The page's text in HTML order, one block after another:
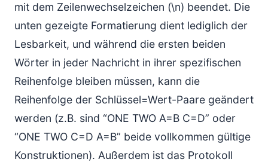
mit dem Zeilenwechselzeichen (\n) beendet. Die
unten gezeigte Formatierung dient lediglich der
Lesbarkeit, und während die ersten beiden
Wörter in jeder Nachricht in ihrer spezifischen
Reihenfolge bleiben müssen, kann die
Reihenfolge der Schlüssel=Wert-Paare geändert
werden (z.B. sind “ONE TWO A=B C=D” oder
“ONE TWO C=D A=B” beide vollkommen gültige
Konstruktionen). Außerdem ist das Protokoll